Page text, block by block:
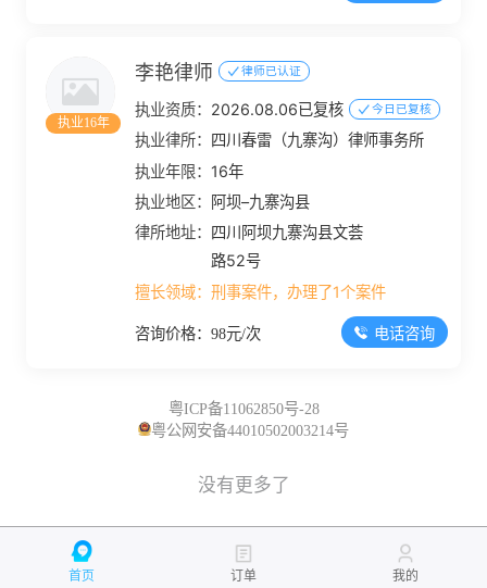
执业16年
李艳律师 律师已认证
执业资质： 2026.08.06已复核 今日已复核
执业律所： 四川春雷（九寨沟）律师事务所
执业年限： 16年
执业地区：
阿坝–九寨沟县
律所地址： 四川阿坝九寨沟县文荟
路52号
擅长领域：刑事案件，办理了1个案件
咨询价格：98元/次 电话咨询
粤ICP备11062850号-28
粤公网安备44010502003214号
没有更多了
首页 订单 我的